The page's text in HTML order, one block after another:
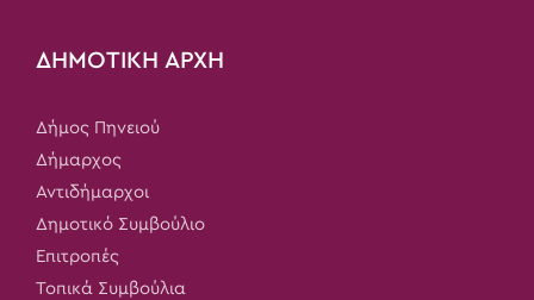
ΔΗΜΟΤΙΚΗ ΑΡΧΗ
Δήμος Πηνειού
Δήμαρχος
Αντιδήμαρχοι
Δημοτικό Συμβούλιο
Επιτροπές
Τοπικά Συμβούλια